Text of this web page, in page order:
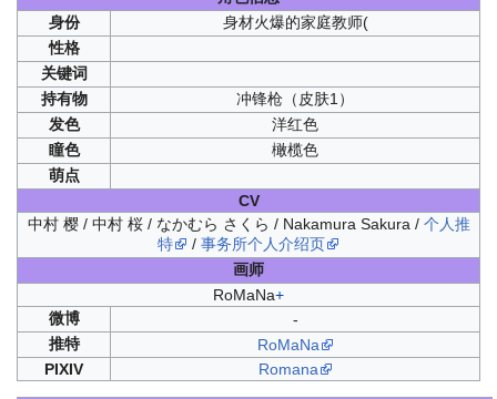
身份
身材火爆的家庭教师(
性格
关键词
持有物
冲锋枪（皮肤1）
发色
洋红色
瞳色
橄榄色
萌点
CV
中村 樱 / 中村 桜 / なかむら さくら / Nakamura Sakura / 个人推
特
/ 事务所个人介绍页
画师
RoMaNa+
微博
-
推特
RoMaNa
PIXIV
Romana